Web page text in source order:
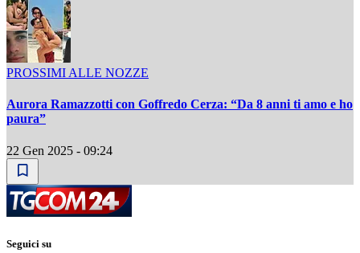
PROSSIMI ALLE NOZZE
Aurora Ramazzotti con Goffredo Cerza: “Da 8 anni ti amo e ho
paura”
22 Gen 2025 - 09:24
Seguici su